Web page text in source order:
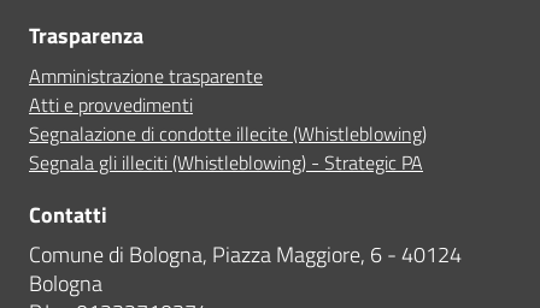
Trasparenza
Amministrazione trasparente
Atti e provvedimenti
Segnalazione di condotte illecite (Whistleblowing)
Segnala gli illeciti (Whistleblowing) - Strategic PA
Contatti
Comune di Bologna, Piazza Maggiore, 6 - 40124
Bologna